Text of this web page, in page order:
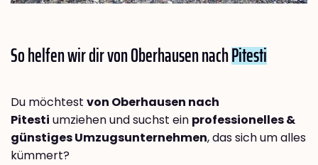
So helfen wir dir von Oberhausen nachPitesti
Du möchtest von Oberhausen nach
Pitesti umziehen und suchst ein professionelles &
günstiges Umzugsunternehmen, das sich um alles
kümmert?